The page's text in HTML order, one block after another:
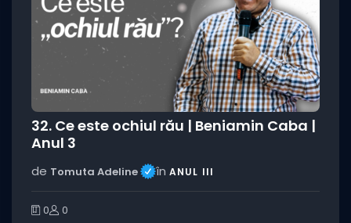
32. Ce este ochiul rău | Beniamin Caba |
Anul 3
de Tomuta Adeline în ANUL III
0 0